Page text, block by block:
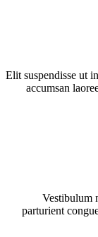
Elit suspendisse ut
accumsan
Vestibulum
parturient